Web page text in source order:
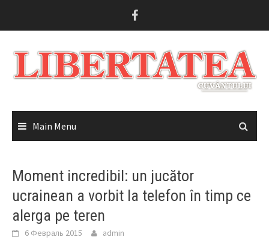
Main Menu
Moment incredibil: un jucător
ucrainean a vorbit la telefon în timp ce
alerga pe teren
6 Февраль 2015 admin